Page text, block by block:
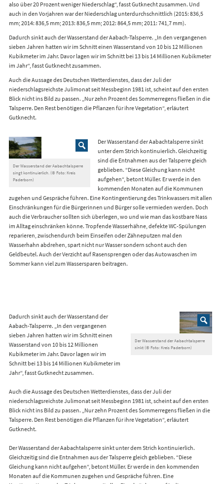
also über 20 Prozent weniger Niederschlag“, fasst Gutknecht zusammen. Und
auch in den Vorjahren war der Niederschlag unterdurchschnittlich (2015: 836,5
mm; 2014: 836,5 mm; 2013: 836,5 mm; 2012: 864,5 mm; 2011: 741,7 mm).
Dadurch sinkt auch der Wasserstand der Aabach-Talsperre. „In den vergangenen
sieben Jahren hatten wir im Schnitt einen Wasserstand von 10 bis 12 Millionen
Kubikmeter im Jahr. Davor lagen wir im Schnitt bei 13 bis 14 Millionen Kubikmeter
im Jahr“, fasst Gutknecht zusammen.
Auch die Aussage des Deutschen Wetterdienstes, dass der Juli der
niederschlagsreichste Julimonat seit Messbeginn 1981 ist, scheint auf den ersten
Blick nicht ins Bild zu passen. „Nur zehn Prozent des Sommerregens fließen in die
Talsperre. Den Rest benötigen die Pflanzen für ihre Vegetation“, erläutert
Gutknecht.
Der Wasserstand der Aabachtalsperre
singt kontinuierlich. (© Foto: Kreis
Paderborn)
Der Wasserstand der Aabachtalsperre sinkt
unter dem Strich kontinuierlich. Gleichzeitig
sind die Entnahmen aus der Talsperre gleich
geblieben. “Diese Gleichung kann nicht
aufgehen“, betont Müller. Er werde in den
kommenden Monaten auf die Kommunen
zugehen und Gespräche führen. Eine Kontingentierung des Trinkwassers mit allen
Einschränkungen für die Bürgerinnen und Bürger solle vermieden werden. Doch
auch die Verbraucher sollten sich überlegen, wo und wie man das kostbare Nass
im Alltag einschränken könne. Tropfende Wasserhähne, defekte WC-Spülungen
reparieren, zwischendurch beim Einseifen oder Zähneputzen mal den
Wasserhahn abdrehen, spart nicht nur Wasser sondern schont auch den
Geldbeutel. Auch der Verzicht auf Rasensprengen oder das Autowaschen im
Sommer kann viel zum Wassersparen beitragen.
Der Wasserstand der Aabachtalsperre
sinkt (© Foto: Kreis Paderborn)
Dadurch sinkt auch der Wasserstand der
Aabach-Talsperre. „In den vergangenen
sieben Jahren hatten wir im Schnitt einen
Wasserstand von 10 bis 12 Millionen
Kubikmeter im Jahr. Davor lagen wir im
Schnitt bei 13 bis 14 Millionen Kubikmeter im
Jahr“, fasst Gutknecht zusammen.
Auch die Aussage des Deutschen Wetterdienstes, dass der Juli der
niederschlagsreichste Julimonat seit Messbeginn 1981 ist, scheint auf den ersten
Blick nicht ins Bild zu passen. „Nur zehn Prozent des Sommerregens fließen in die
Talsperre. Den Rest benötigen die Pflanzen für ihre Vegetation“, erläutert
Gutknecht.
Der Wasserstand der Aabachtalsperre sinkt unter dem Strich kontinuierlich.
Gleichzeitig sind die Entnahmen aus der Talsperre gleich geblieben. “Diese
Gleichung kann nicht aufgehen“, betont Müller. Er werde in den kommenden
Monaten auf die Kommunen zugehen und Gespräche führen. Eine